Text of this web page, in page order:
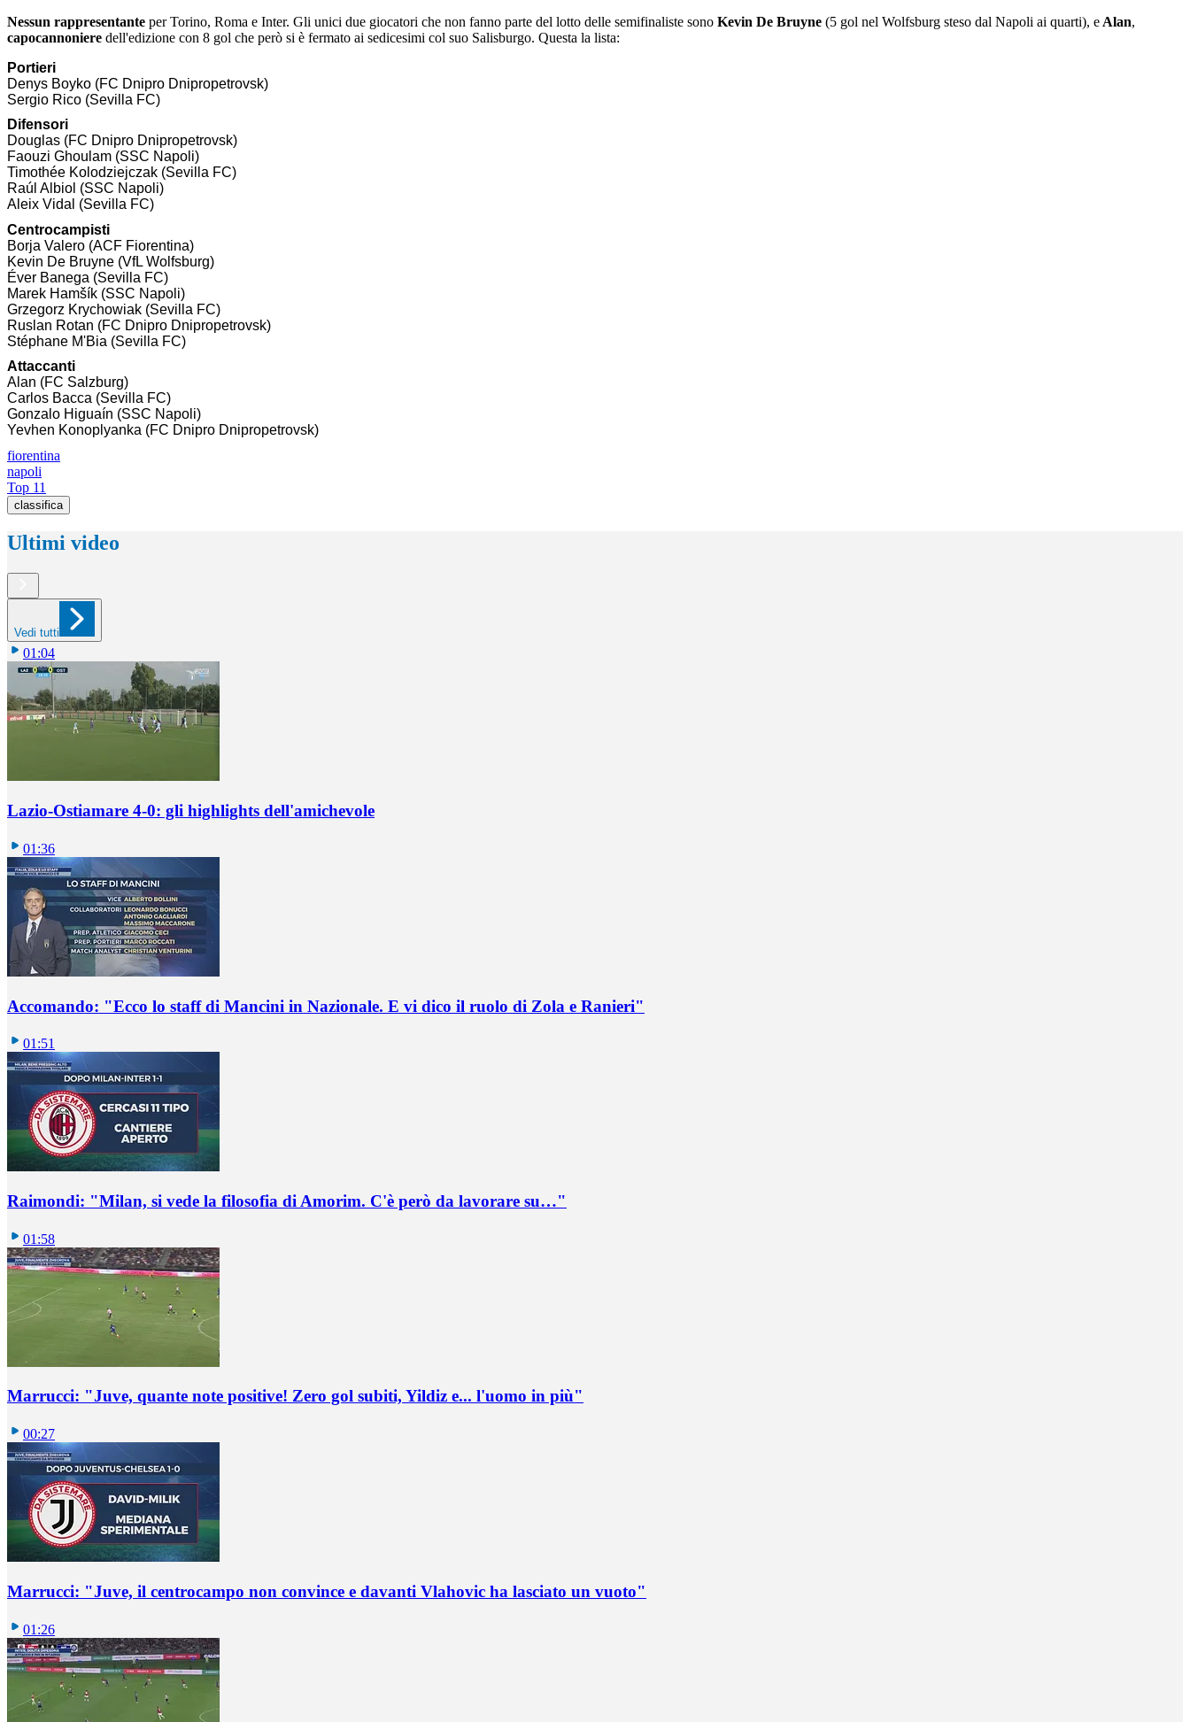
Nessun rappresentante per Torino, Roma e Inter. Gli unici due giocatori che non fanno parte del lotto delle semifinaliste sono Kevin De Bruyne (5 gol nel Wolfsburg steso dal Napoli ai quarti), e Alan,
capocannoniere dell'edizione con 8 gol che però si è fermato ai sedicesimi col suo Salisburgo. Questa la lista:
Portieri
Denys Boyko (FC Dnipro Dnipropetrovsk)
Sergio Rico (Sevilla FC)
Difensori
Douglas (FC Dnipro Dnipropetrovsk)
Faouzi Ghoulam (SSC Napoli)
Timothée Kolodziejczak (Sevilla FC)
Raúl Albiol (SSC Napoli)
Aleix Vidal (Sevilla FC)
Centrocampisti
Borja Valero (ACF Fiorentina)
Kevin De Bruyne (VfL Wolfsburg)
Éver Banega (Sevilla FC)
Marek Hamšík (SSC Napoli)
Grzegorz Krychowiak (Sevilla FC)
Ruslan Rotan (FC Dnipro Dnipropetrovsk)
Stéphane M'Bia (Sevilla FC)
Attaccanti
Alan (FC Salzburg)
Carlos Bacca (Sevilla FC)
Gonzalo Higuaín (SSC Napoli)
Yevhen Konoplyanka (FC Dnipro Dnipropetrovsk)
fiorentina
napoli
Top 11
classifica
Ultimi video
Vedi tutti
01:04
Lazio-Ostiamare 4-0: gli highlights dell'amichevole
01:36
Accomando: "Ecco lo staff di Mancini in Nazionale. E vi dico il ruolo di Zola e Ranieri"
01:51
Raimondi: "Milan, si vede la filosofia di Amorim. C'è però da lavorare su…"
01:58
Marrucci: "Juve, quante note positive! Zero gol subiti, Yildiz e... l'uomo in più"
00:27
Marrucci: "Juve, il centrocampo non convince e davanti Vlahovic ha lasciato un vuoto"
01:26